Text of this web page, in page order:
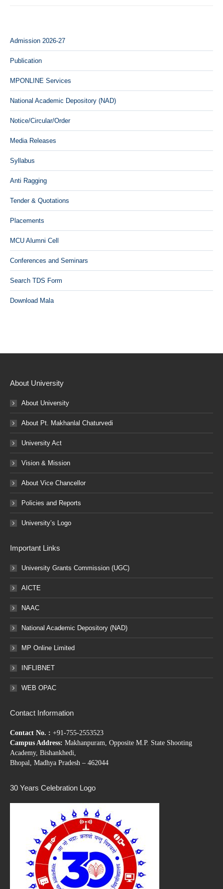
Admission 2026-27
Publication
MPONLINE Services
National Academic Depository (NAD)
Notice/Circular/Order
Media Releases
Syllabus
Anti Ragging
Tender & Quotations
Placements
MCU Alumni Cell
Conferences and Seminars
Search TDS Form
Download Mala
About University
About University
About Pt. Makhanlal Chaturvedi
University Act
Vision & Mission
About Vice Chancellor
Policies and Reports
University’s Logo
Important Links
University Grants Commission (UGC)
AICTE
NAAC
National Academic Depository (NAD)
MP Online Limited
INFLIBNET
WEB OPAC
Contact Information
Contact No. : +91-755-2553523
Campus Address: Makhanpuram, Opposite M.P. State Shooting
Academy, Bishankhedi,
Bhopal, Madhya Pradesh – 462044
30 Years Celebration Logo